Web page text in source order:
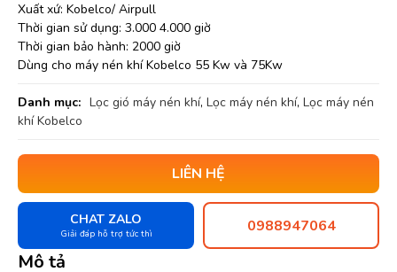
Xuất xứ: Kobelco/ Airpull
Thời gian sử dụng: 3.000 4.000 giờ
Thời gian bảo hành: 2000 giờ
Dùng cho máy nén khí Kobelco 55 Kw và 75Kw
Danh mục: Lọc gió máy nén khí, Lọc máy nén khí, Lọc máy nén
khí Kobelco
LIÊN HỆ
CHAT ZALO
Giải đáp hỗ trợ tức thì 0988947064
Mô tả